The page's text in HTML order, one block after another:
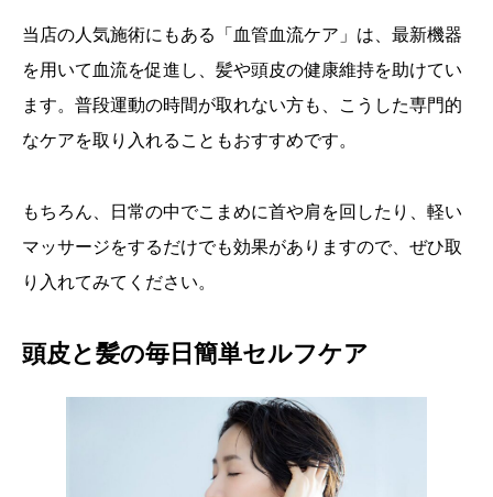
当店の人気施術にもある「血管血流ケア」は、最新機器
を用いて血流を促進し、髪や頭皮の健康維持を助けてい
ます。普段運動の時間が取れない方も、こうした専門的
なケアを取り入れることもおすすめです。
もちろん、日常の中でこまめに首や肩を回したり、軽い
マッサージをするだけでも効果がありますので、ぜひ取
り入れてみてください。
頭皮と髪の毎日簡単セルフケア